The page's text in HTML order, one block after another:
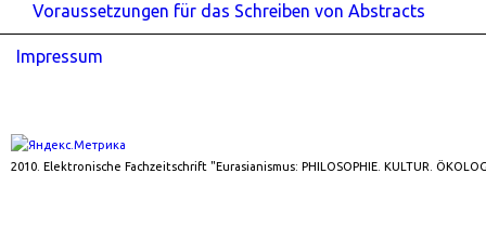
Voraussetzungen für das Schreiben von Abstracts
Impressum
2010. Elektronische Fachzeitschrift "Eurasianismus: PHILOSOPHIE. KULTUR.